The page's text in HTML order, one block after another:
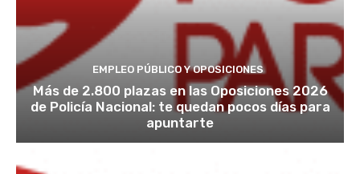
EMPLEO PÚBLICO Y OPOSICIONES
Más de 2.800 plazas en las Oposiciones 2026
de Policía Nacional: te quedan pocos días para
apuntarte